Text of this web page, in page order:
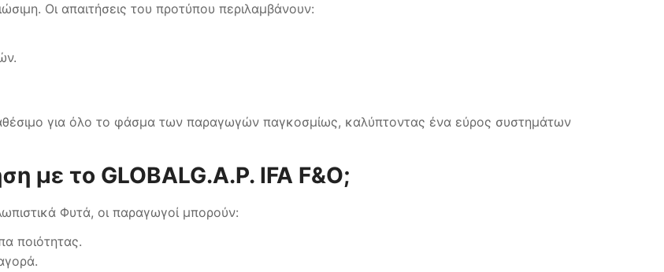
Οι απαιτήσεις του προτύπου περιλαμβάνουν:
για όλο το φάσμα των παραγωγών παγκοσμίως, καλύπτοντας ένα εύρος συστημάτων
με το GLOBALG.A.P. IFA F&O;
Φυτά, οι παραγωγοί μπορούν:
ποιότητας.